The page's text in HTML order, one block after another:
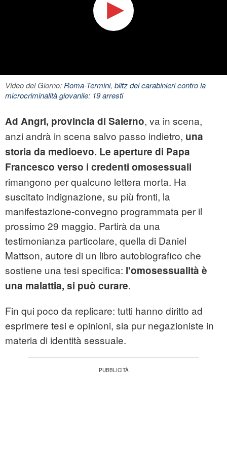
Video del Giorno:Roma-Termini, blitz dei carabinieri contro la
microcriminalità giovanile: 19 arresti
Ad Angri, provincia di Salerno, va in scena,
anzi andrà in scena salvo passo indietro, una
storia da medioevo. Le aperture di Papa
Francesco verso i credenti omosessuali
rimangono per qualcuno lettera morta. Ha
suscitato indignazione, su più fronti, la
manifestazione-convegno programmata per il
prossimo 29 maggio. Partirà da una
testimonianza particolare, quella di Daniel
Mattson, autore di un libro autobiografico che
sostiene una tesi specifica: l'omosessualità è
una malattia, si può curare.
Fin qui poco da replicare: tutti hanno diritto ad
esprimere tesi e opinioni, sia pur negazioniste in
materia di identità sessuale.